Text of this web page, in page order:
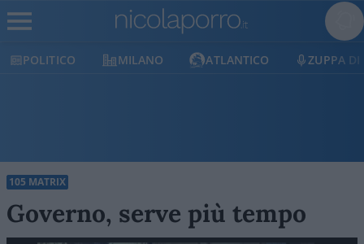
POLITICO MILANO ATLANTICO ZUPPA DI
105 MATRIX
Governo, serve più tempo